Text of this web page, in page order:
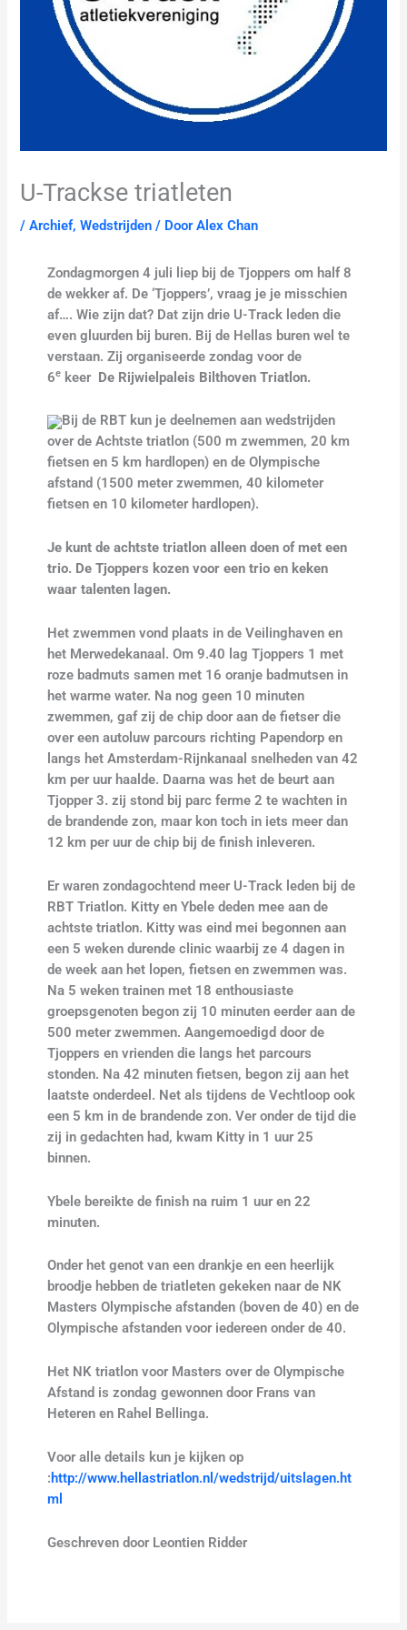
U-Trackse triatleten
/Archief,Wedstrijden / DoorAlex Chan
Zondagmorgen 4 juli liep bij de Tjoppers om half 8
de wekker af. De ‘Tjoppers’, vraag je je misschien
af…. Wie zijn dat? Dat zijn drie U-Track leden die
even gluurden bij buren. Bij de Hellas buren wel te
verstaan. Zij organiseerde zondag voor de
6e keer De Rijwielpaleis Bilthoven Triatlon.
Bij de RBT kun je deelnemen aan wedstrijden
over de Achtste triatlon (500 m zwemmen, 20 km
fietsen en 5 km hardlopen) en de Olympische
afstand (1500 meter zwemmen, 40 kilometer
fietsen en 10 kilometer hardlopen).
Je kunt de achtste triatlon alleen doen of met een
trio. De Tjoppers kozen voor een trio en keken
waar talenten lagen.
Het zwemmen vond plaats in de Veilinghaven en
het Merwedekanaal. Om 9.40 lag Tjoppers 1 met
roze badmuts samen met 16 oranje badmutsen in
het warme water. Na nog geen 10 minuten
zwemmen, gaf zij de chip door aan de fietser die
over een autoluw parcours richting Papendorp en
langs het Amsterdam-Rijnkanaal snelheden van 42
km per uur haalde. Daarna was het de beurt aan
Tjopper 3. zij stond bij parc ferme 2 te wachten in
de brandende zon, maar kon toch in iets meer dan
12 km per uur de chip bij de finish inleveren.
Er waren zondagochtend meer U-Track leden bij de
RBT Triatlon. Kitty en Ybele deden mee aan de
achtste triatlon. Kitty was eind mei begonnen aan
een 5 weken durende clinic waarbij ze 4 dagen in
de week aan het lopen, fietsen en zwemmen was.
Na 5 weken trainen met 18 enthousiaste
groepsgenoten begon zij 10 minuten eerder aan de
500 meter zwemmen. Aangemoedigd door de
Tjoppers en vrienden die langs het parcours
stonden. Na 42 minuten fietsen, begon zij aan het
laatste onderdeel. Net als tijdens de Vechtloop ook
een 5 km in de brandende zon. Ver onder de tijd die
zij in gedachten had, kwam Kitty in 1 uur 25
binnen.
Ybele bereikte de finish na ruim 1 uur en 22
minuten.
Onder het genot van een drankje en een heerlijk
broodje hebben de triatleten gekeken naar de NK
Masters Olympische afstanden (boven de 40) en de
Olympische afstanden voor iedereen onder de 40.
Het NK triatlon voor Masters over de Olympische
Afstand is zondag gewonnen door Frans van
Heteren en Rahel Bellinga.
Voor alle details kun je kijken op
:http://www.hellastriatlon.nl/wedstrijd/uitslagen.ht
ml
Geschreven door Leontien Ridder